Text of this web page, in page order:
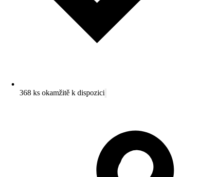
368 ks okamžitě k dispozici